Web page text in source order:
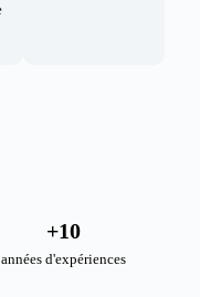
années d'expériences
+10